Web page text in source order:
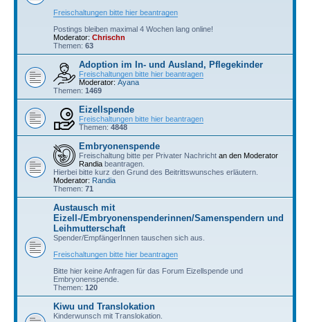
Freischaltungen bitte hier beantragen
Postings bleiben maximal 4 Wochen lang online!
Moderator: Chrischn
Themen: 63
Adoption im In- und Ausland, Pflegekinder
Freischaltungen bitte hier beantragen
Moderator: Ayana
Themen: 1469
Eizellspende
Freischaltungen bitte hier beantragen
Themen: 4848
Embryonenspende
Freischaltung bitte per Privater Nachricht an den Moderator
Randia beantragen.
Hierbei bitte kurz den Grund des Beitrittswunsches erläutern.
Moderator: Randia
Themen: 71
Austausch mit
Eizell-/Embryonenspenderinnen/Samenspendern und
Leihmutterschaft
Spender/EmpfängerInnen tauschen sich aus.
Freischaltungen bitte hier beantragen
Bitte hier keine Anfragen für das Forum Eizellspende und
Embryonenspende.
Themen: 120
Kiwu und Translokation
Kinderwunsch mit Translokation.